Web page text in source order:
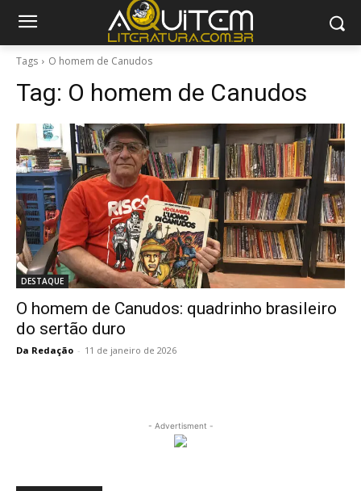
Tags O homem de Canudos
Tag: O homem de Canudos
DESTAQUE
O homem de Canudos: quadrinho brasileiro
do sertão duro
Da Redação - 11 de janeiro de 2026
- Advertisment -